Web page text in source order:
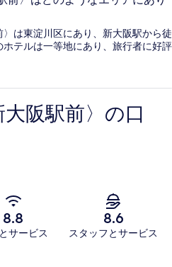
は東淀川区にあり、新大阪駅から徒
テルは一等地にあり、旅行者に好評
阪駅前〉の口
8.8
サービス
8.6
スタッフとサービス